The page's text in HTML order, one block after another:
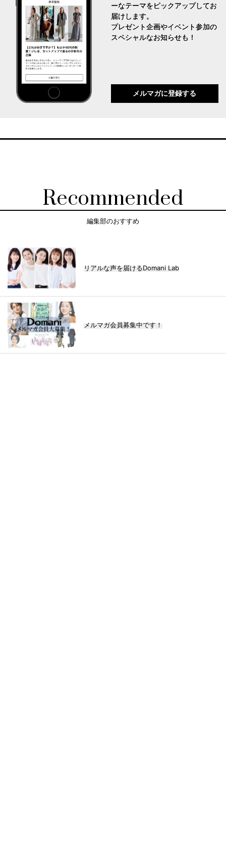
ーなテーマをピックアップしてお
届けします。
プレゼント企画やイベント参加の
スペシャルなお知らせも！
メルマガに登録する
Recommended
編集部のおすすめ
リアルな声を届けるDomani Lab
メルマガ会員募集中です！